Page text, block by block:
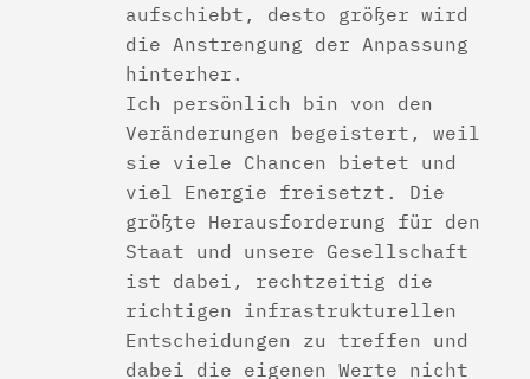
aufschiebt, desto größer wird
die Anstrengung der Anpassung
hinterher.
Ich persönlich bin von den
Veränderungen begeistert, weil
sie viele Chancen bietet und
viel Energie freisetzt. Die
größte Herausforderung für den
Staat und unsere Gesellschaft
ist dabei, rechtzeitig die
richtigen infrastrukturellen
Entscheidungen zu treffen und
dabei die eigenen Werte nicht